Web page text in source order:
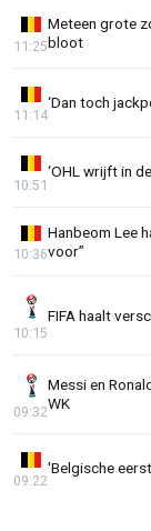
Meteen grote
bloot
11:25
‘Dan toch
11:14
‘OHL wrijft in
10:51
Hanbeom Lee
voor”
10:36
FIFA haalt
10:15
Messi en
WK
09:32
'Belgische
09:22